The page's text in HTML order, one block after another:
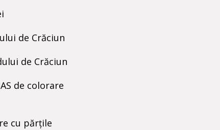
de Crăciun
de Crăciun
de colorare
cu părțile